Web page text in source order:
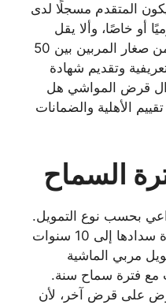
المتقدم مسجلًا لدى
أو خاصًا، وألا يقل
عمره عن 21 سنة، وأن يكون من صغار المربين بين 50
وتقديم شهادة
قرض المواشي هل
الأهلية والضمانات
السماح
بحسب نوع التمويل.
فالقروض التنموية قد تصل مدة سدادها إلى 10 سنوات
مربي الماشية
مع فترة سماح سنة.
على قرض آخر، لأن